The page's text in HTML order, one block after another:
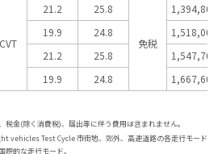
CVT
21.2 25.8
免税
1,394,800
19.9 24.8 1,518,000
21.2 25.8
1,547,700
19.9 24.8 1,667,600
金(除く消費税)、届出等に伴う費用は含まれません。
vehicles Test Cycle 市街地、郊外、高速道路の各走行モード
的な走行モード。